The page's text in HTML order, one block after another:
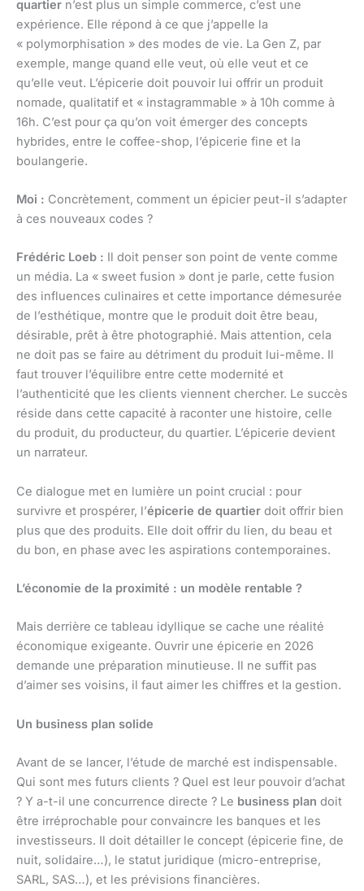
quartier n’est plus un simple commerce, c’est une
expérience. Elle répond à ce que j’appelle la
« polymorphisation » des modes de vie. La Gen Z, par
exemple, mange quand elle veut, où elle veut et ce
qu’elle veut. L’épicerie doit pouvoir lui offrir un produit
nomade, qualitatif et « instagrammable » à 10h comme à
16h. C’est pour ça qu’on voit émerger des concepts
hybrides, entre le coffee-shop, l’épicerie fine et la
boulangerie.
Moi : Concrètement, comment un épicier peut-il s’adapter
à ces nouveaux codes ?
Frédéric Loeb : Il doit penser son point de vente comme
un média. La « sweet fusion » dont je parle, cette fusion
des influences culinaires et cette importance démesurée
de l’esthétique, montre que le produit doit être beau,
désirable, prêt à être photographié. Mais attention, cela
ne doit pas se faire au détriment du produit lui-même. Il
faut trouver l’équilibre entre cette modernité et
l’authenticité que les clients viennent chercher. Le succès
réside dans cette capacité à raconter une histoire, celle
du produit, du producteur, du quartier. L’épicerie devient
un narrateur.
Ce dialogue met en lumière un point crucial : pour
survivre et prospérer, l’épicerie de quartier doit offrir bien
plus que des produits. Elle doit offrir du lien, du beau et
du bon, en phase avec les aspirations contemporaines.
L’économie de la proximité : un modèle rentable ?
Mais derrière ce tableau idyllique se cache une réalité
économique exigeante. Ouvrir une épicerie en 2026
demande une préparation minutieuse. Il ne suffit pas
d’aimer ses voisins, il faut aimer les chiffres et la gestion.
Un business plan solide
Avant de se lancer, l’étude de marché est indispensable.
Qui sont mes futurs clients ? Quel est leur pouvoir d’achat
? Y a-t-il une concurrence directe ? Le business plan doit
être irréprochable pour convaincre les banques et les
investisseurs. Il doit détailler le concept (épicerie fine, de
nuit, solidaire…), le statut juridique (micro-entreprise,
SARL, SAS…), et les prévisions financières.